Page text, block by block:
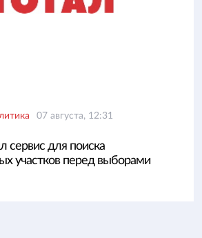
07 августа, 12:31
сервис для поиска
участков перед выборами